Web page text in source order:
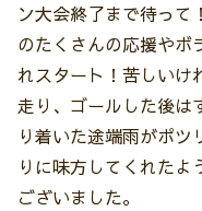
ン大会終了まで待って
のたくさんの応援やボ
れスタート！苦しいけ
走り、ゴールした後は
り着いた途端雨がポツ
りに味方してくれたよ
ございました。